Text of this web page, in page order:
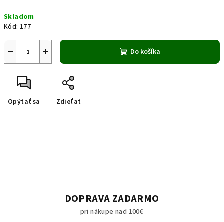
cena:
Skladom
Kód: 177
+
− Do košíka
Opýtať sa Zdieľať
DOPRAVA ZADARMO
pri nákupe nad 100€